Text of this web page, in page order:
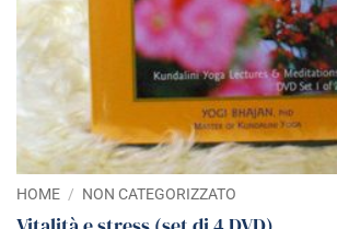
HOME / NON CATEGORIZZATO